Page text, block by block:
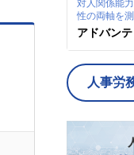
対人関係能
性の両軸を
アドバン
人事労